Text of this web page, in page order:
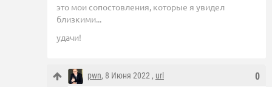
это мои сопостовления, которые я увидел
близкими...
удачи!
0
pwn, 8 Июня 2022 , url